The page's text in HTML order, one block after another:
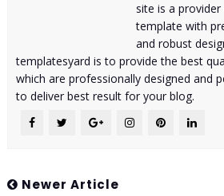
site is a
template with
and robust
templatesyard is to provide the best
which are professionally designed and
to deliver best result for your blog.
Newer Article